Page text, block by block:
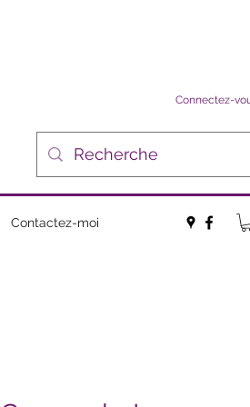
Connectez-
Contactez-moi